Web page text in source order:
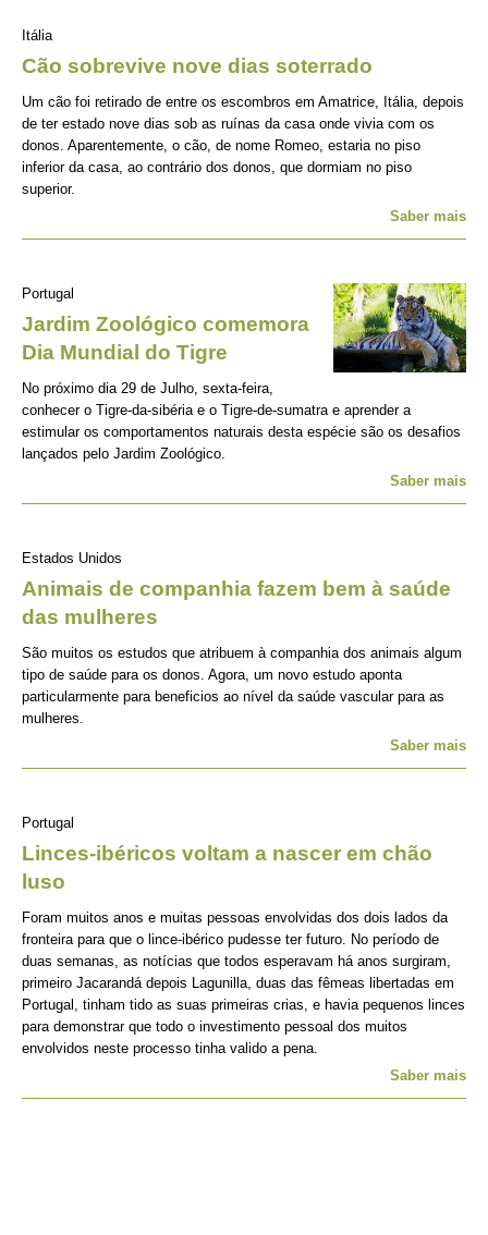
Itália
Cão sobrevive nove dias soterrado
Um cão foi retirado de entre os escombros em Amatrice, Itália, depois
de ter estado nove dias sob as ruínas da casa onde vivia com os
donos. Aparentemente, o cão, de nome Romeo, estaria no piso
inferior da casa, ao contrário dos donos, que dormiam no piso
superior.
Saber mais
Portugal
Jardim Zoológico comemora
Dia Mundial do Tigre
No próximo dia 29 de Julho, sexta-feira,
conhecer o Tigre-da-sibéria e o Tigre-de-sumatra e aprender a
estimular os comportamentos naturais desta espécie são os desafios
lançados pelo Jardim Zoológico.
Saber mais
Estados Unidos
Animais de companhia fazem bem à saúde
das mulheres
São muitos os estudos que atribuem à companhia dos animais algum
tipo de saúde para os donos. Agora, um novo estudo aponta
particularmente para beneficios ao nível da saúde vascular para as
mulheres.
Saber mais
Portugal
Linces-ibéricos voltam a nascer em chão
luso
Foram muitos anos e muitas pessoas envolvidas dos dois lados da
fronteira para que o lince-ibérico pudesse ter futuro. No período de
duas semanas, as notícias que todos esperavam há anos surgiram,
primeiro Jacarandá depois Lagunilla, duas das fêmeas libertadas em
Portugal, tinham tido as suas primeiras crias, e havia pequenos linces
para demonstrar que todo o investimento pessoal dos muitos
envolvidos neste processo tinha valido a pena.
Saber mais